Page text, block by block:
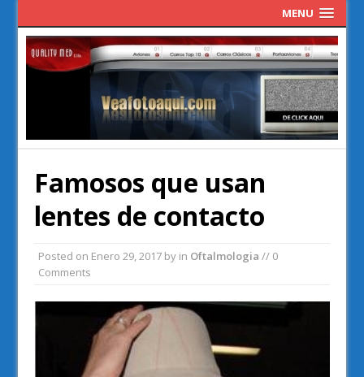
MENU
Famosos que usan
lentes de contacto
Posted on Enero 29, 2017 by in Oftalmologia // 0
Comments